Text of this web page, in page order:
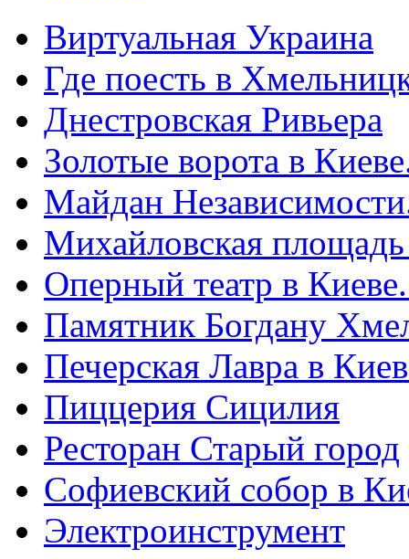
Виртуальная Украина
Где поесть в
Днестровская Ривьера
Золотые ворота в
Майдан
Михайловская
Оперный театр в
Памятник Богдану
Печерская Лавра в
Пиццерия Сицилия
Ресторан Старый город
Софиевский собор в
Электроинструмент